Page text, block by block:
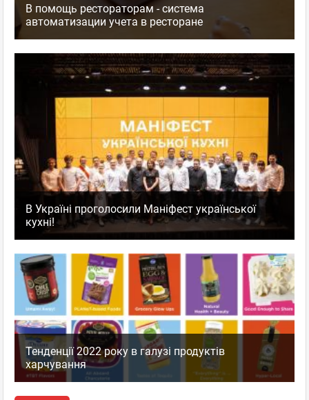
В помощь рестораторам - система
автоматизации учета в ресторане
В Україні проголосили Маніфест української
кухні!
Тенденції 2022 року в галузі продуктів
харчування